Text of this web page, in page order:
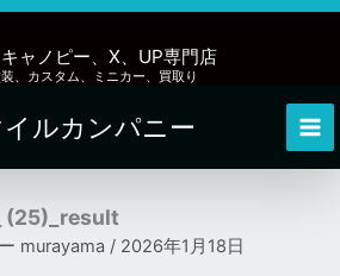
ャノピー、X、UP専門店
、カスタム、ミニカー、買取り
イルカンパニー
(25)_result
murayama / 2026年1月18日